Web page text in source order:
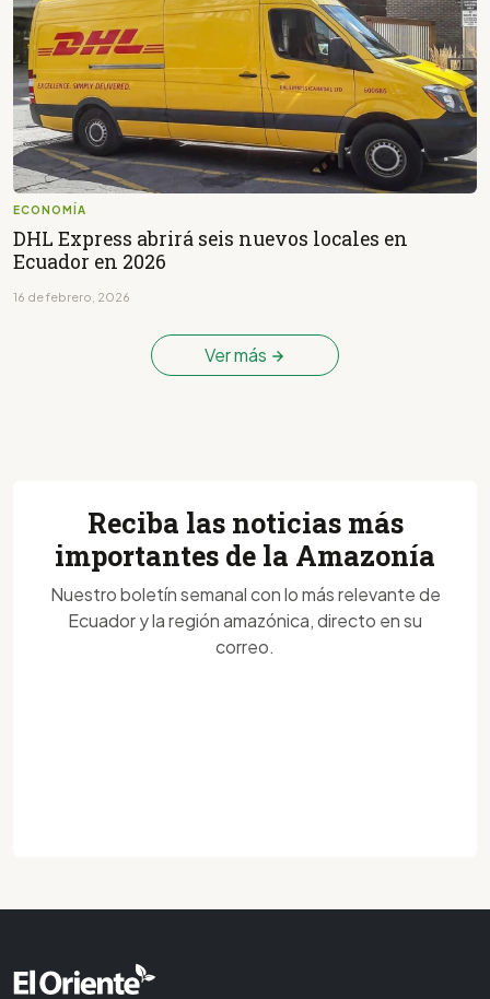
ECONOMÍA
DHL Express abrirá seis nuevos locales en
Ecuador en 2026
16 de febrero, 2026
Ver más
Reciba las noticias más
importantes de la Amazonía
Nuestro boletín semanal con lo más relevante de
Ecuador y la región amazónica, directo en su
correo.